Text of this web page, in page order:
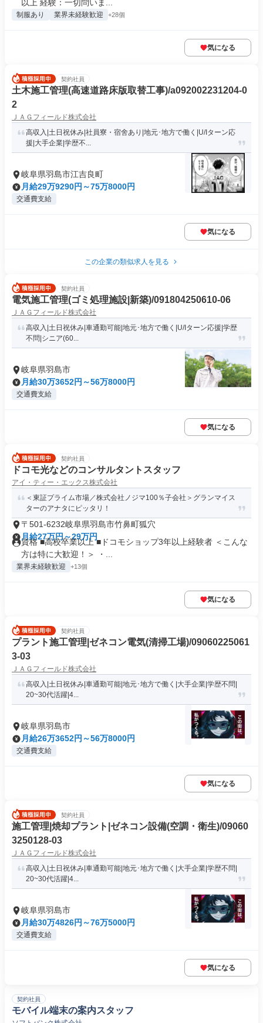
以上 経験：一切問いま...
制服あり 業界未経験歓迎 +28個
気になる
契約社員
土木施工管理(高速道路床版取替工事)/a092002231204-0
2
ＪＡＧフィールド株式会社
高収入|土日祝休み|社員寮・宿舍あり|地元･地方で働く|U/Iターン応
援|大手企業|学歴不...
岐阜県羽島市江吉良町
月給29万9290円～75万8000円
交通費支給
気になる
この企業の類似求人を見る
契約社員
電気施工管理(ゴミ処理施設|新築)/091804250610-06
ＪＡＧフィールド株式会社
高収入|土日祝休み|車通勤可能|地元･地方で働く|U/Iターン応援|学歴
不問|シニア(60...
岐阜県羽島市
月給30万3652円～56万8000円
交通費支給
気になる
契約社員
ドコモ光などのコンサルタントスタッフ
アイ・ティー・エックス株式会社
＜東証プライム市場／株式会社ノジマ100％子会社＞グランマイス
ターのアナタにピッタリ！
〒501-6232岐阜県羽島市竹鼻町狐穴
月給27万円～29万円
資格 ■高校卒業以上 ■ドコモショップ3年以上経験者 ＜こんな
方は特に大歓迎！＞ ・...
業界未経験歓迎 +13個
気になる
契約社員
プラント施工管理|ゼネコン電気(清掃工場)/09060225061
3-03
ＪＡＧフィールド株式会社
高収入|土日祝休み|車通勤可能|地元･地方で働く|大手企業|学歴不問|
20~30代活躍|4...
岐阜県羽島市
月給26万3652円～56万8000円
交通費支給
気になる
契約社員
施工管理|焼却プラント|ゼネコン設備(空調・衛生)/09060
3250128-03
ＪＡＧフィールド株式会社
高収入|土日祝休み|車通勤可能|地元･地方で働く|大手企業|学歴不問|
20~30代活躍|4...
岐阜県羽島市
月給30万4826円～76万5000円
交通費支給
気になる
契約社員
モバイル端末の案内スタッフ